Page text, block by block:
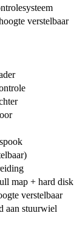
verstelbaar
map + hard disk
verstelbaar
aan stuurwiel